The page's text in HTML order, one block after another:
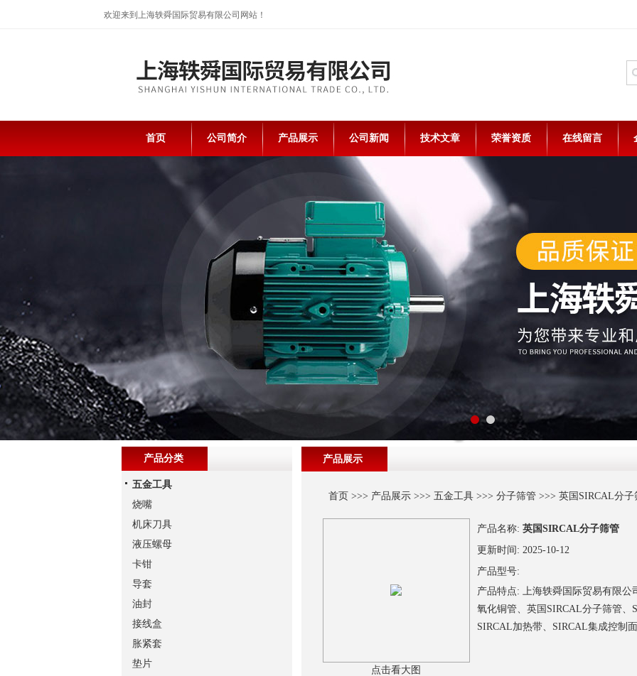
欢迎来到上海轶舜国际贸易有限公司网站！
首页 公司简介 产品展示 公司新闻 技术文章 荣誉资质 在线留言
产品展示
首页 >>> 产品展示>>> 五金工具>>> 分子筛管 >>> 英国SIRCAL分子
点击看大图
产品名称: 英国SIRCAL分子筛管
更新时间: 2025-10-12
产品型号:
产品特点: 上海轶舜国际贸易有限公
氧化铜管、英国SIRCAL分子筛管
SIRCAL加热带、SIRCAL集成控制
产品分类
五金工具
烧嘴
机床刀具
液压螺母
卡钳
导套
油封
接线盒
胀紧套
垫片